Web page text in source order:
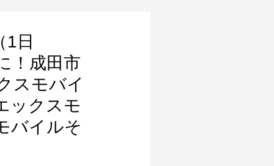
日
！成田市
スモバイ
ックスモ
バイルそ